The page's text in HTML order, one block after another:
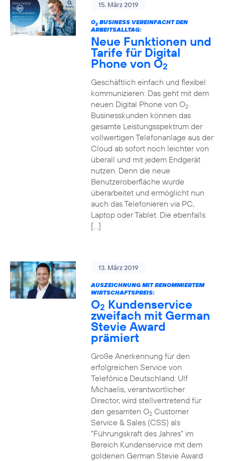
15. März 2019
O2BUSINESS VEREINFACHT DEN
ARBEITSALLTAG:
Neue Funktionen und
Tarife für Digital
Phone von O2
Geschäftlich einfach und flexibel
kommunizieren: Das geht mit dem
neuen Digital Phone von O2.
Businesskunden können das
gesamte Leistungsspektrum der
vollwertigen Telefonanlage aus der
Cloud ab sofort noch leichter von
überall und mit jedem Endgerät
nutzen. Denn die neue
Benutzeroberfläche wurde
überarbeitet und ermöglicht nun
auch das Telefonieren via PC,
Laptop oder Tablet. Die ebenfalls
[…]
13. März 2019
AUSZEICHNUNG MIT RENOMMIERTEM
WIRTSCHAFTSPREIS:
O2 Kundenservice
zweifach mit German
Stevie Award
prämiert
Große Anerkennung für den
erfolgreichen Service von
Telefónica Deutschland: Ulf
Michaelis, verantwortlicher
Director, wird stellvertretend für
den gesamten O2Customer
Service & Sales (CSS) als
“Führungskraft des Jahres” im
Bereich Kundenservice mit dem
goldenen German Stevie Award